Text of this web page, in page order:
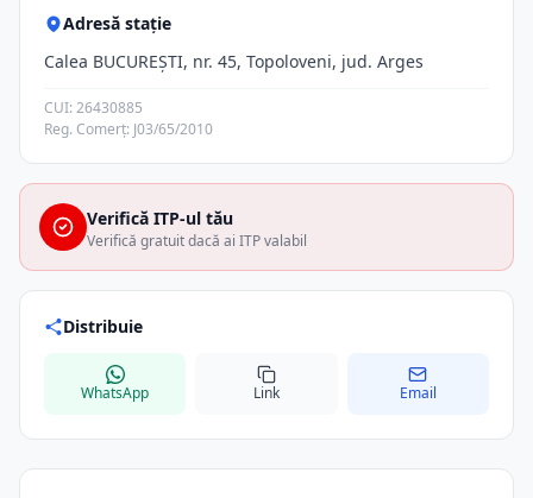
Adresă stație
Calea BUCUREŞTI, nr. 45, Topoloveni, jud. Arges
CUI: 26430885
Reg. Comerț: J03/65/2010
Verifică ITP-ul tău
Verifică gratuit dacă ai ITP valabil
Distribuie
WhatsApp Link Email